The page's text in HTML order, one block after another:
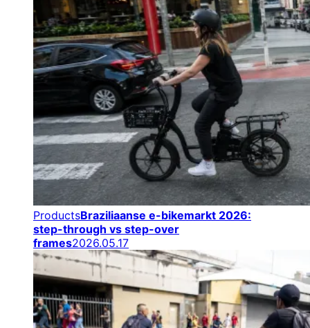
ProductsBraziliaanse e-bikemarkt 2026:
step-through vs step-over
frames2026.05.17